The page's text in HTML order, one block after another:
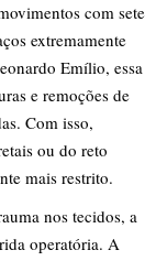
com sete
extremamente
Emílio, essa
e remoções de
Com isso,
ou do reto
mais restrito.
nos tecidos, a
operatória. A